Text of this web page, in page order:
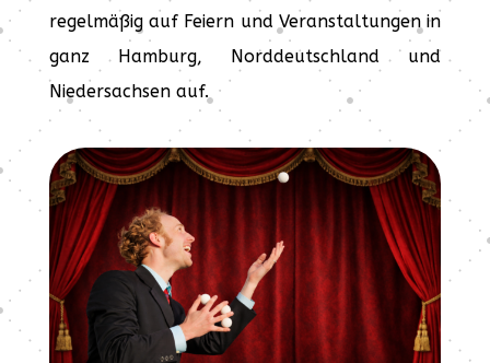
regelmäßig auf Feiern und Veranstaltungen in
ganz Hamburg, Norddeutschland und
Niedersachsen auf.